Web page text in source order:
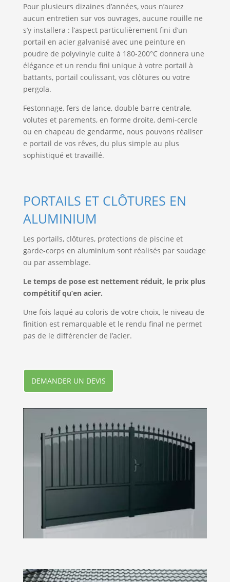
Pour plusieurs dizaines d’années, vous n’aurez
aucun entretien sur vos ouvrages, aucune rouille ne
s’y installera : l’aspect particulièrement fini d’un
portail en acier galvanisé avec une peinture en
poudre de polyvinyle cuite à 180-200°C donnera une
élégance et un rendu fini unique à votre portail à
battants, portail coulissant, vos clôtures ou votre
pergola.
Festonnage, fers de lance, double barre centrale,
volutes et parements, en forme droite, demi-cercle
ou en chapeau de gendarme, nous pouvons réaliser
e portail de vos rêves, du plus simple au plus
sophistiqué et travaillé.
PORTAILS ET CLÔTURES EN
ALUMINIUM
Les portails, clôtures, protections de piscine et
garde-corps en aluminium sont réalisés par soudage
ou par assemblage.
Le temps de pose est nettement réduit, le prix plus
compétitif qu’en acier.
Une fois laqué au coloris de votre choix, le niveau de
finition est remarquable et le rendu final ne permet
pas de le différencier de l’acier.
DEMANDER UN DEVIS